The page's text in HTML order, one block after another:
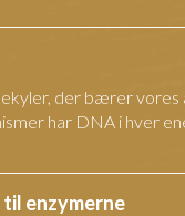
der bærer vores
har DNA i hver
enzymerne